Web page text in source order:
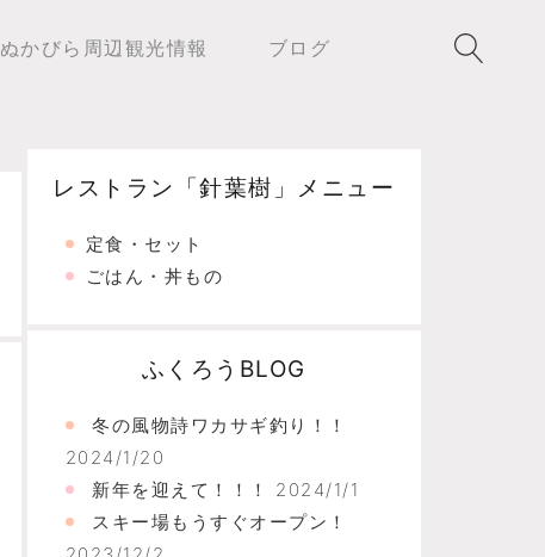
ぬかびら周辺観光情報 ブログ
レストラン「針葉樹」メニュー
定食・セット
ごはん・丼もの
ふくろうBLOG
冬の風物詩ワカサギ釣り！！
2024/1/20
新年を迎えて！！！
2024/1/1
スキー場もうすぐオープン！